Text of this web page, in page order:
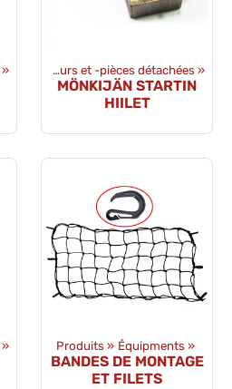
‪»
‪» Démarreurs et -pièces détachées ‪»
MÖNKIJÄN STARTIN
HIILET
‪» Produits ‪» Équipments ‪»
BANDES DE MONTAGE
ET FILETS